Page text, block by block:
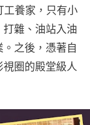
工養家，只有小
雜、油站入油
之後，憑著自
圈的殿堂級人